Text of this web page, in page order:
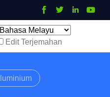
Edit Terjemahan